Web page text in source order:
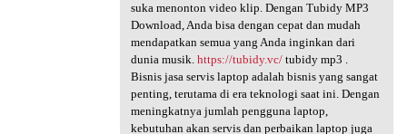
suka menonton video klip. Dengan Tubidy MP3
Download, Anda bisa dengan cepat dan mudah
mendapatkan semua yang Anda inginkan dari
dunia musik. https://tubidy.vc/tubidy mp3 .
Bisnis jasa servis laptop adalah bisnis yang sangat
penting, terutama di era teknologi saat ini. Dengan
meningkatnya jumlah pengguna laptop,
kebutuhan akan servis dan perbaikan laptop juga